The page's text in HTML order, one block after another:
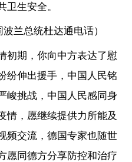
卫生安全。
波兰总统杜达通电话）
初期，你向中方表达了慰
纷伸出援手，中国人民铭
峻挑战，中国人民感同身
情，愿继续提供力所能及
频交流，德国专家也随世
愿同德方分享防控和治疗